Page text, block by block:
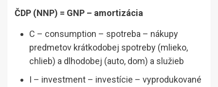
ČDP (NNP) = GNP – amortizácia
C – consumption – spotreba – nákupy
predmetov krátkodobej spotreby (mlieko,
chlieb) a dlhodobej (auto, dom) a služieb
I – investment – investície – vyprodukované